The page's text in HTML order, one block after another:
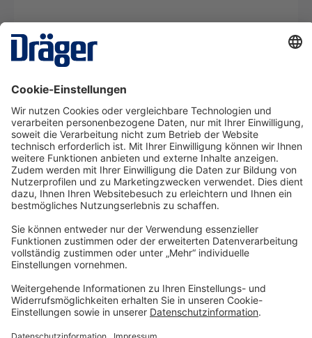
Beschreibung
Kombinationsfilter A2 P3 R D für Rd40 Gewinde
verfügbaren Halb- und Vollmasken mit e…
Technologyfor Life
Service-Hotline
Shop Service